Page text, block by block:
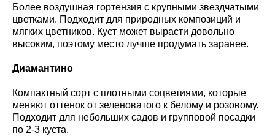
Более воздушная гортензия с крупными звездчатыми
цветками. Подходит для природных композиций и
мягких цветников. Куст может вырасти довольно
высоким, поэтому место лучше продумать заранее.
Диамантино
Компактный сорт с плотными соцветиями, которые
меняют оттенок от зеленоватого к белому и розовому.
Подходит для небольших садов и групповой посадки
по 2-3 куста.